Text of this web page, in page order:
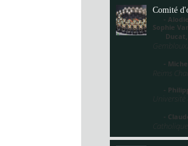
Comité
- Alodie
Sophie
-
Reims
-
-